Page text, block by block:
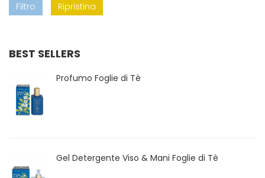
Filtro Ripristina
BEST SELLERS
Profumo Foglie di Tè
Gel Detergente Viso & Mani Foglie di Tè